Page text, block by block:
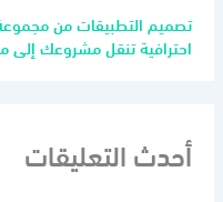
تصميم التطبيقات من مجموعة
احترافية تنقل مشروعك إلى
أحدث التعليقات